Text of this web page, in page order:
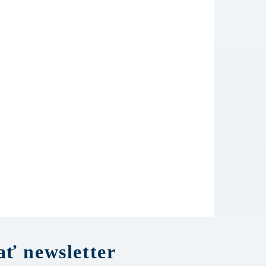
newsletter